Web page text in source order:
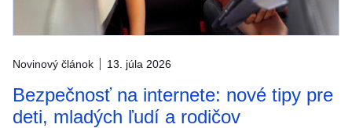
Novinový článok 13. júla 2026
Bezpečnosť na internete: nové tipy pre
deti, mladých ľudí a rodičov